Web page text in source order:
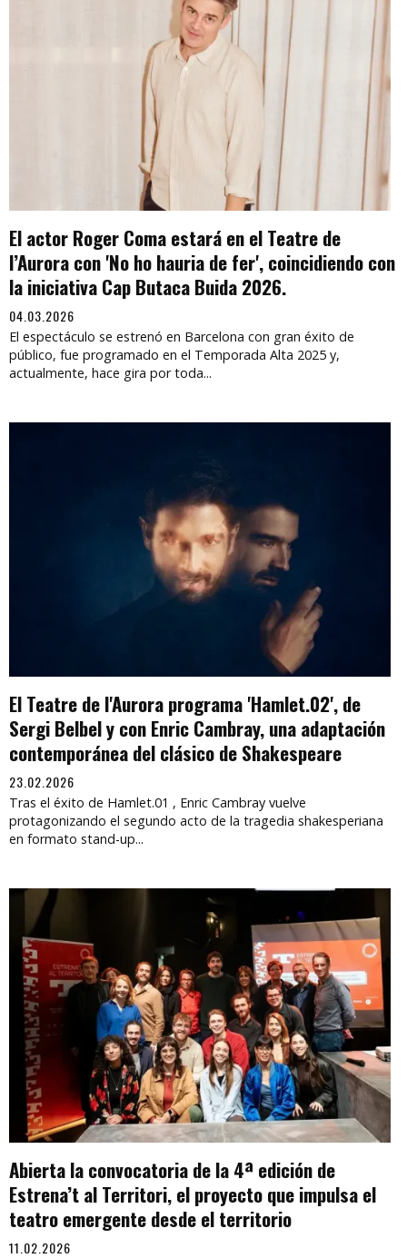
El actor Roger Coma estará en el Teatre de
l’Aurora con 'No ho hauria de fer', coincidiendo con
la iniciativa Cap Butaca Buida 2026.
04.03.2026
El espectáculo se estrenó en Barcelona con gran éxito de
público, fue programado en el Temporada Alta 2025 y,
actualmente, hace gira por toda...
El Teatre de l'Aurora programa 'Hamlet.02', de
Sergi Belbel y con Enric Cambray, una adaptación
contemporánea del clásico de Shakespeare
23.02.2026
Tras el éxito de Hamlet.01 , Enric Cambray vuelve
protagonizando el segundo acto de la tragedia shakesperiana
en formato stand-up...
Abierta la convocatoria de la 4ª edición de
Estrena’t al Territori, el proyecto que impulsa el
teatro emergente desde el territorio
11.02.2026